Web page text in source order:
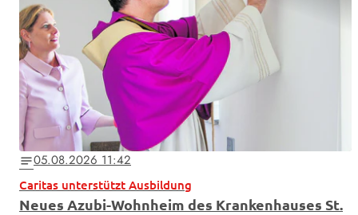
notes05.08.2026 11:42
Caritas unterstützt Ausbildung
Neues Azubi-Wohnheim des Krankenhauses St.